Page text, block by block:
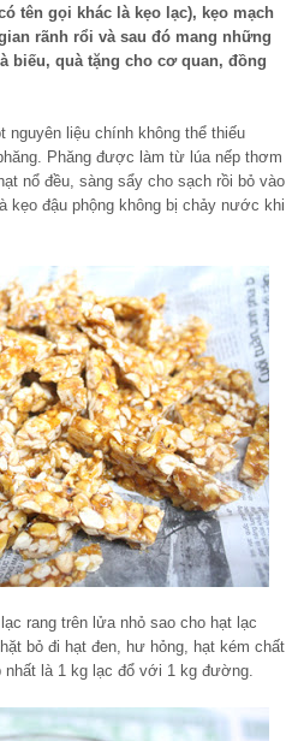
tên gọi khác là kẹo lạc), kẹo mạch
rãnh rổi và sau đó mang những
biếu, quà tặng cho cơ quan, đồng
nguyên liệu chính không thể thiếu
Phăng được làm từ lúa nếp thơm
nổ đều, sàng sẩy cho sạch rồi bỏ vào
kẹo đậu phộng không bị chảy nước khi
rang trên lửa nhỏ sao cho hạt lạc
bỏ đi hạt đen, hư hỏng, hạt kém chất
là 1 kg lạc đổ với 1 kg đường.